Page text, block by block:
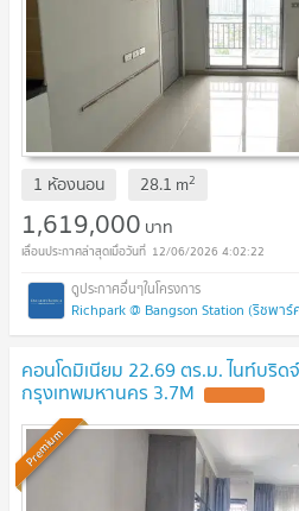
1 ห้องนอน 28.1 m2
1,619,000 บาท
12/06/2026 4:02:22
Richpark @ Bangson Station (ริชพา
คอนโดมิเนียม 22.69 ตร.ม. ไนท์บริด
กรุงเทพมหานคร 3.7M
Premium